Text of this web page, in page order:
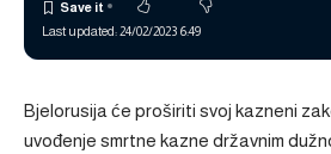
Last updated: 24/02/2023 6:49
Bjelorusija će proširiti svoj kazneni
uvođenje smrtne kazne državnim